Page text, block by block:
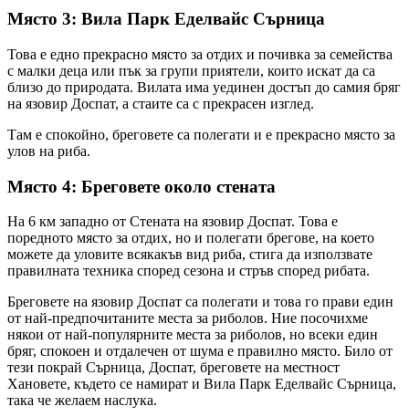
Място 3: Вила Парк Еделвайс Сърница
Това е едно прекрасно място за отдих и почивка за семейства
с малки деца или пък за групи приятели, които искат да са
близо до природата. Вилата има уединен достъп до самия бряг
на язовир Доспат, а стаите са с прекрасен изглед.
Там е спокойно, бреговете са полегати и е прекрасно място за
улов на риба.
Място 4: Бреговете около стената
На 6 км западно от Стената на язовир Доспат. Това е
поредното място за отдих, но и полегати брегове, на което
можете да уловите всякакъв вид риба, стига да използвате
правилната техника според сезона и стръв според рибата.
Бреговете на язовир Доспат са полегати и това го прави един
от най-предпочитаните места за риболов. Ние посочихме
някои от най-популярните места за риболов, но всеки един
бряг, спокоен и отдалечен от шума е правилно място. Било от
тези покрай Сърница, Доспат, бреговете на местност
Хановете, където се намират и Вила Парк Еделвайс Сърница,
така че желаем наслука.